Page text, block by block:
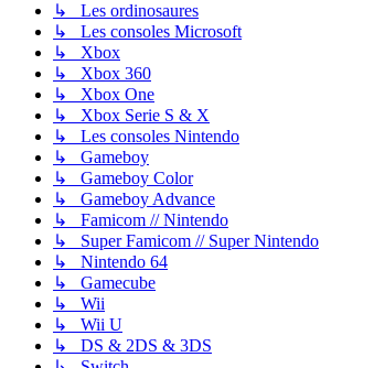
↳ Les ordinosaures
↳ Les consoles Microsoft
↳ Xbox
↳ Xbox 360
↳ Xbox One
↳ Xbox Serie S & X
↳ Les consoles Nintendo
↳ Gameboy
↳ Gameboy Color
↳ Gameboy Advance
↳ Famicom // Nintendo
↳ Super Famicom // Super Nintendo
↳ Nintendo 64
↳ Gamecube
↳ Wii
↳ Wii U
↳ DS & 2DS & 3DS